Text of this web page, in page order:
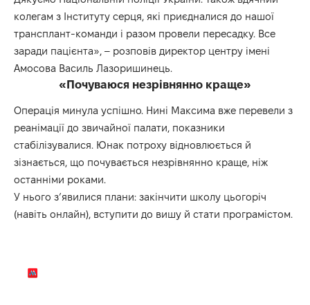
колегам з Інституту серця, які приєдналися до нашої
трансплант-команди і разом провели пересадку. Все
заради пацієнта», – розповів директор центру імені
Амосова Василь Лазоришинець.
«Почуваюся незрівнянно краще»
Операція минула успішно. Нині Максима вже перевели з
реанімації до звичайної палати, показники
стабілізувалися. Юнак потроху відновлюється й
зізнається, що почувається незрівнянно краще, ніж
останніми роками.
У нього з’явилися плани: закінчити школу цьогоріч
(навіть онлайн), вступити до вишу й стати програмістом.